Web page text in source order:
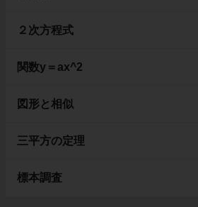
２次方程式
関数y＝ax^2
図形と相似
三平方の定理
標本調査